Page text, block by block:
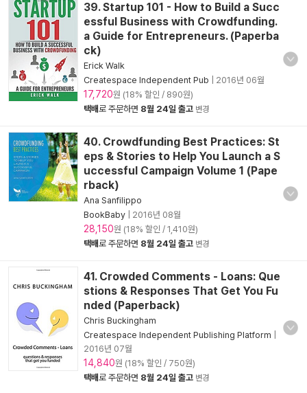
39. Startup 101 - How to Build a Succ
essful Business with Crowdfunding.
a Guide for Entrepreneurs. (Paperba
ck)
Erick Walk
Createspace Independent Pub
2016년 06월
17,720원 (18% 할인 / 890원)
택배로 주문하면 8월 24일 출고 변경
40. Crowdfunding Best Practices: St
eps & Stories to Help You Launch a S
uccessful Campaign Volume 1 (Pape
rback)
Ana Sanfilippo
BookBaby
2016년 08월
28,150원 (18% 할인 / 1,410원)
택배로 주문하면 8월 24일 출고 변경
41. Crowded Comments - Loans: Que
stions & Responses That Get You Fu
nded (Paperback)
Chris Buckingham
Createspace Independent Publishing Platform
2016년 07월
14,840원 (18% 할인 / 750원)
택배로 주문하면 8월 24일 출고 변경